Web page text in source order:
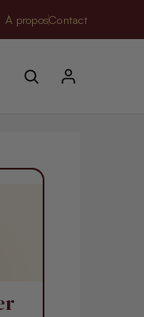
À proposContact